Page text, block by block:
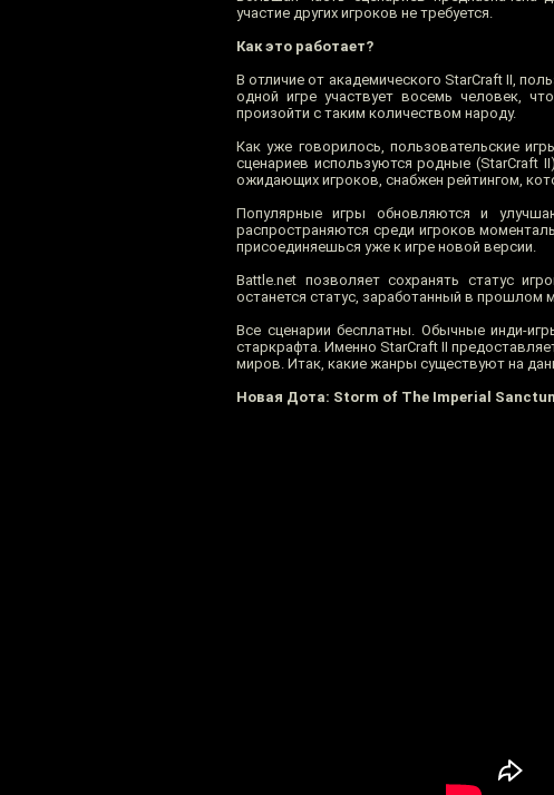
участие других игроков не требуется.
Как это работает?
В отличие от академического StarCraft II,
одной игре участвует восемь человек,
произойти с таким количеством народу.
Как уже говорилось, пользовательские
сценариев используются родные (StarCraft
ожидающих игроков, снабжен рейтингом,
Популярные игры обновляются и
распространяются среди игроков
присоединяешься уже к игре новой версии.
Battle.net позволяет сохранять статус
останется статус, заработанный в прошлом
Все сценарии бесплатны. Обычные инди-
старкрафта. Именно StarCraft II
миров. Итак, какие жанры существуют на
Новая Дота: Storm of The Imperial